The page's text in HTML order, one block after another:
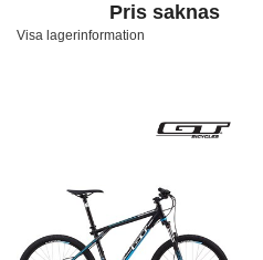
Pris saknas
Visa lagerinformation